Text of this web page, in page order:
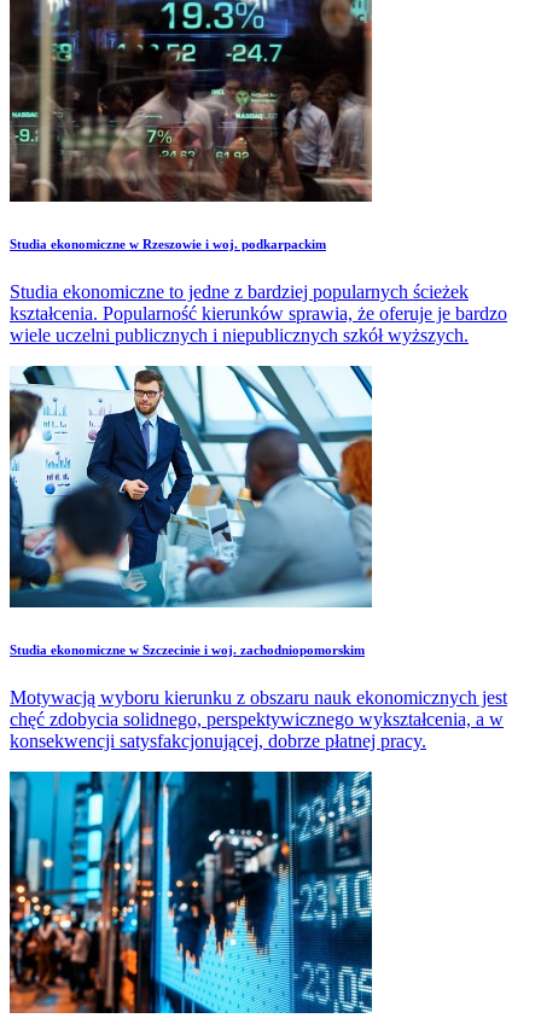
Studia ekonomiczne w Rzeszowie i woj. podkarpackim
Studia ekonomiczne to jedne z bardziej popularnych ścieżek
kształcenia. Popularność kierunków sprawia, że oferuje je bardzo
wiele uczelni publicznych i niepublicznych szkół wyższych.
Studia ekonomiczne w Szczecinie i woj. zachodniopomorskim
Motywacją wyboru kierunku z obszaru nauk ekonomicznych jest
chęć zdobycia solidnego, perspektywicznego wykształcenia, a w
konsekwencji satysfakcjonującej, dobrze płatnej pracy.